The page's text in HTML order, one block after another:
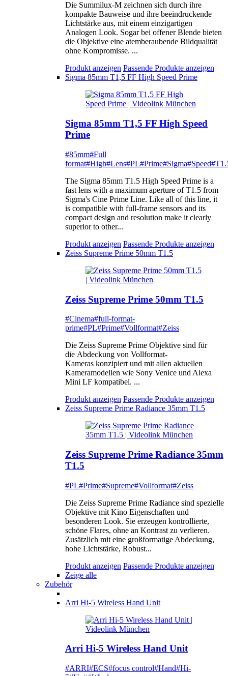
Die Summilux-M zeichnen sich durch ihre
kompakte Bauweise und ihre beeindruckende
Lichtstärke aus, mit einem einzigartigen
Analogen Look. Sogar bei offener Blende bieten
die Objektive eine atemberaubende Bildqualität
ohne Kompromisse. ...
Produkt anzeigen Passende Produkte anzeigen
Sigma 85mm T1,5 FF High Speed Prime
Sigma 85mm T1,5 FF High Speed
Prime
#85mm#Full
format#High#Lens#PL#Prime#Sigma#Speed
The Sigma 85mm T1.5 High Speed Prime is a
fast lens with a maximum aperture of T1.5 from
Sigma's Cine Prime Line. Like all of this line, it
is compatible with full-frame sensors and its
compact design and resolution make it clearly
superior to other...
Produkt anzeigen Passende Produkte anzeigen
Zeiss Supreme Prime 50mm T1.5
Zeiss Supreme Prime 50mm T1.5
#Cinema#full-format-
prime#PL#Prime#Vollformat#Zeiss
Die Zeiss Supreme Prime Objektive sind für
die Abdeckung von Vollformat-
Kameras konzipiert und mit allen aktuellen
Kameramodellen wie Sony Venice und Alexa
Mini LF kompatibel. ...
Produkt anzeigen Passende Produkte anzeigen
Zeiss Supreme Prime Radiance 35mm T1.5
Zeiss Supreme Prime Radiance 35mm
T1.5
#PL#Prime#Supreme#Vollformat#Zeiss
Die Zeiss Supreme Prime Radiance sind spezielle
Objektive mit Kino Eigenschaften und
besonderen Look. Sie erzeugen kontrollierte,
schöne Flares, ohne an Kontrast zu verlieren.
Zusätzlich mit eine großformatige Abdeckung,
hohe Lichtstärke, Robust...
Produkt anzeigen Passende Produkte anzeigen
Zeige alle
Zubehör
Arri Hi-5 Wireless Hand Unit
Arri Hi-5 Wireless Hand Unit
#ARRI#ECS#focus control#Hand#Hi-